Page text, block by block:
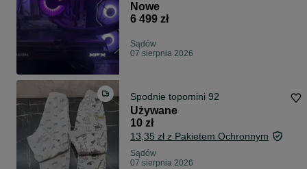
Nowe
6 499 zł
Sądów
07 sierpnia 2026
Spodnie topomini 92
Używane
10 zł
13,35 zł z Pakietem Ochronnym
Sądów
07 sierpnia 2026